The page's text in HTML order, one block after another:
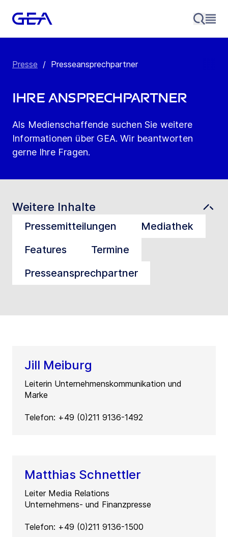
Presse / Presseansprechpartner
Ihre Ansprechpartner
Als Medienschaffende suchen Sie weitere
Informationen über GEA. Wir beantworten
gerne Ihre Fragen.
Weitere Inhalte
Pressemitteilungen
Mediathek
Features
Termine
Presseansprechpartner
Jill Meiburg
Leiterin Unternehmenskommunikation und
Marke
Telefon: +49 (0)211 9136-1492
Matthias Schnettler
Leiter Media Relations
Unternehmens- und Finanzpresse
Telefon: +49 (0)211 9136-1500